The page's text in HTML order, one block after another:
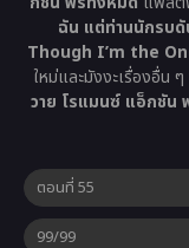
ฉัน แต่ท่านนักรบ
Though I’m the
ใหม่และมังงะเรื่องอื่น ๆ
วาย โรแมนซ์ แอ็กชัน